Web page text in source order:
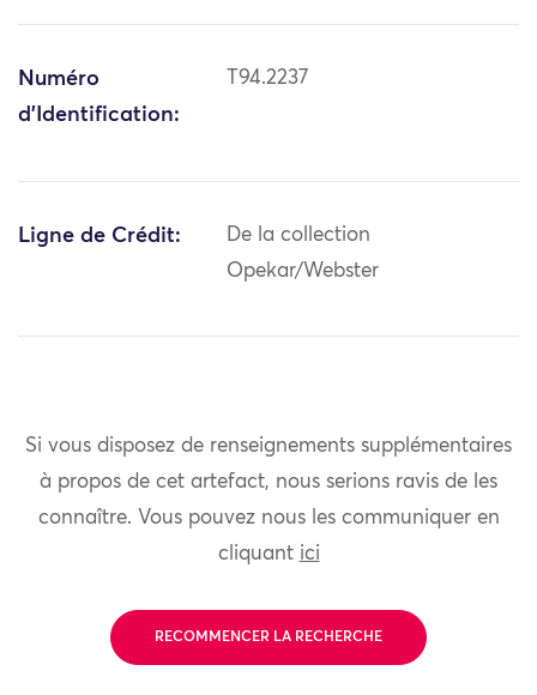
Numéro
d'Identification:
T94.2237
Ligne de Crédit:
De la collection
Opekar/Webster
Si vous disposez de renseignements supplémentaires
à propos de cet artefact, nous serions ravis de les
connaître. Vous pouvez nous les communiquer en
cliquant ici
RECOMMENCER LA RECHERCHE